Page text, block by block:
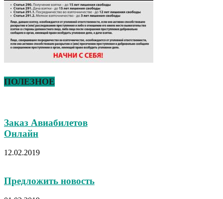
ПОЛЕЗНОЕ
Заказ Авиабилетов
Онлайн
12.02.2019
Предложить новость